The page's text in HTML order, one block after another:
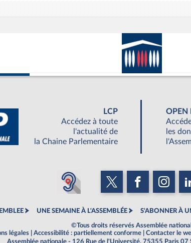
LCP
Accédez à toute
l'actualité de
la Chaine Parlementaire
OPEN
les
UNE SEMAINE À L'ASSEMBLÉE S'ABONNER À
©Tous droits réservés Assemblée
légales
Accessibilité : partiellement conforme Contacter le
Assemblée nationale - 126 Rue de l'Université, 75355 Paris